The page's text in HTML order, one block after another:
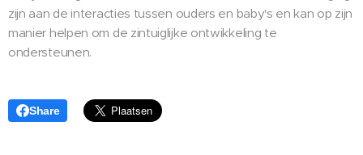
zijn aan de interacties tussen ouders en baby's en kan op zijn
manier helpen om de zintuiglijke ontwikkeling te
ondersteunen.
Share